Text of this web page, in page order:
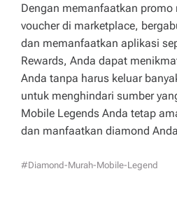
Dengan memanfaatkan promo
voucher di marketplace,
dan memanfaatkan aplikasi
Rewards, Anda dapat
Anda tanpa harus keluar
untuk menghindari sumber
Mobile Legends Anda tetap
dan manfaatkan diamond
#diamond-Murah-Mobile-Legend